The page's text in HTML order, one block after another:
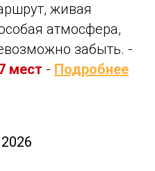
живая
атмосфера,
забыть. -
мест - Подробнее